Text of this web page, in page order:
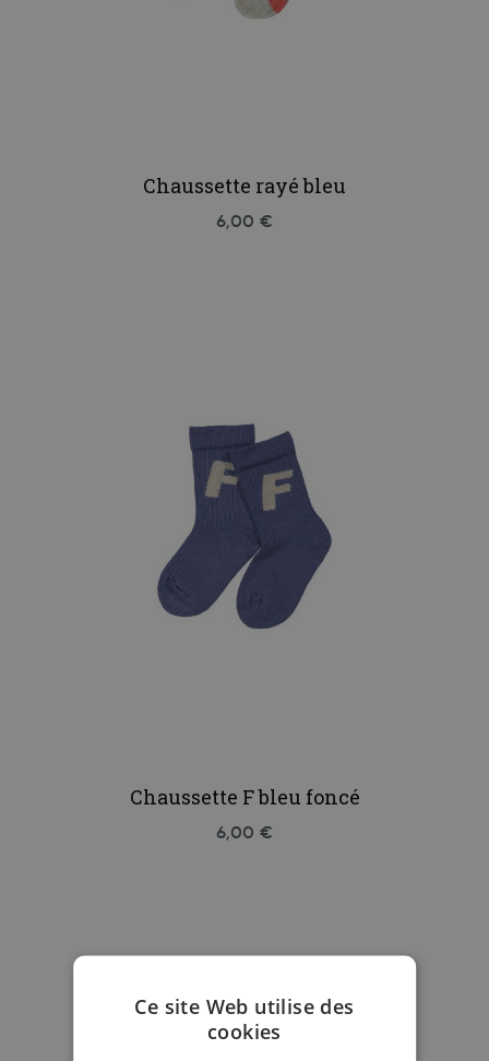
Chaussette rayé bleu
6,00 €
Chaussette F bleu foncé
6,00 €
Ce site Web utilise des
cookies